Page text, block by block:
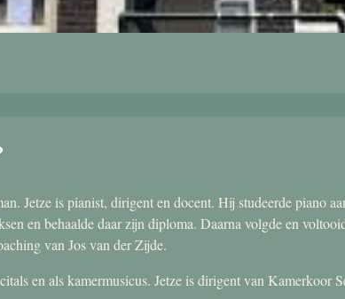
Jetze is pianist, dirigent en docent. Hij studeerde piano
en behaalde daar zijn diploma. Daarna volgde en
van Jos van der Zijde.
en als kamermusicus. Jetze is dirigent van Kamerkoor